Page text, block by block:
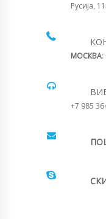
Русија,
МОСКВА:
+7 985